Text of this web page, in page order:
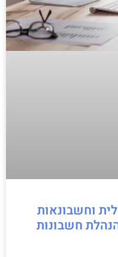
וחשבונאות
חשבונות